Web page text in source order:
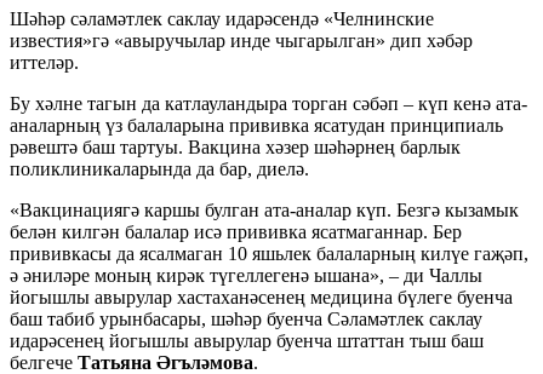
Шәһәр сәламәтлек саклау идарәсендә «Челнинские
известия»гә «авыручылар инде чыгарылган» дип хәбәр
иттеләр.
Бу хәлне тагын да катлауландыра торган сәбәп – күп кенә ата-
аналарның үз балаларына прививка ясатудан принципиаль
рәвештә баш тартуы. Вакцина хәзер шәһәрнең барлык
поликлиникаларында да бар, диелә.
«Вакцинациягә каршы булган ата-аналар күп. Безгә кызамык
белән килгән балалар исә прививка ясатмаганнар. Бер
прививкасы да ясалмаган 10 яшьлек балаларның килүе гаҗәп,
ә әниләре моның кирәк түгеллегенә ышана», – ди Чаллы
йогышлы авырулар хастаханәсенең медицина бүлеге буенча
баш табиб урынбасары, шәһәр буенча Сәламәтлек саклау
идарәсенең йогышлы авырулар буенча штаттан тыш баш
белгече Татьяна Әгъләмова.